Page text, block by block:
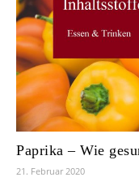
Paprika – Wie
21. Februar 2020